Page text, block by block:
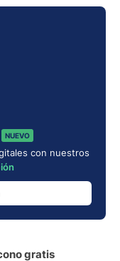
NUEVO
con nuestros
gratis